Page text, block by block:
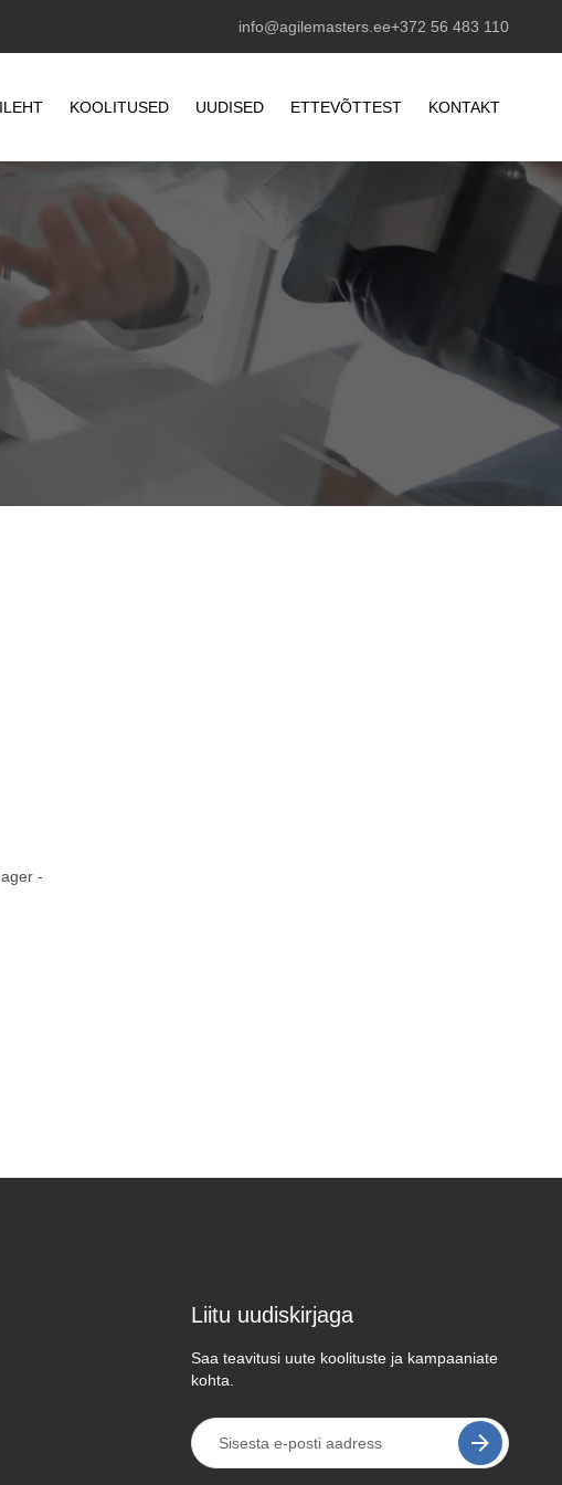
info@agilemasters.ee+372 56 483 110
KOOLITUSED UUDISED ETTEVÕTTEST KONTAKT
-
Liitu uudiskirjaga
Saa teavitusi uute koolituste ja kampaaniate
kohta.